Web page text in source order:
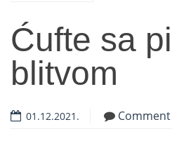
Ćufte sa
blitvom
01.12.2021. Comment